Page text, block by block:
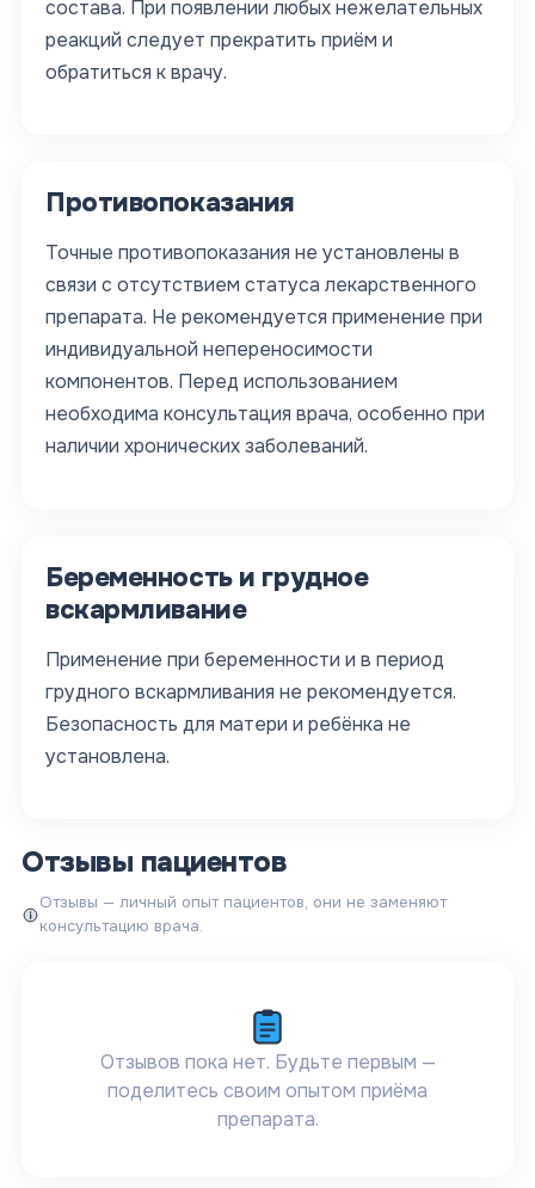
состава. При появлении любых нежелательных
реакций следует прекратить приём и
обратиться к врачу.
Противопоказания
Точные противопоказания не установлены в
связи с отсутствием статуса лекарственного
препарата. Не рекомендуется применение при
индивидуальной непереносимости
компонентов. Перед использованием
необходима консультация врача, особенно при
наличии хронических заболеваний.
Беременность и грудное
вскармливание
Применение при беременности и в период
грудного вскармливания не рекомендуется.
Безопасность для матери и ребёнка не
установлена.
Отзывы пациентов
Отзывы — личный опыт пациентов, они не заменяют
консультацию врача.
Отзывов пока нет. Будьте первым —
поделитесь своим опытом приёма
препарата.